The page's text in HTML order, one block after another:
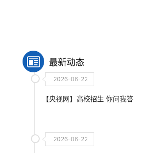
最新动态
2026-06-22
【央视网】高校招生 你问我答
2026-06-22